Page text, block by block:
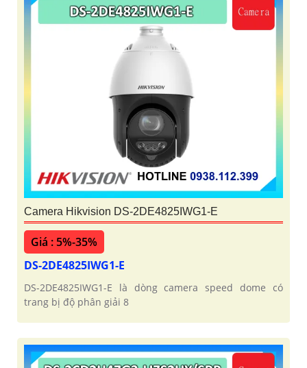
Camera Hikvision DS-2DE4825IWG1-E
Giá : 5%-35%
DS-2DE4825IWG1-E
DS-2DE4825IWG1-E là dòng camera speed dome có
trang bị độ phân giải 8